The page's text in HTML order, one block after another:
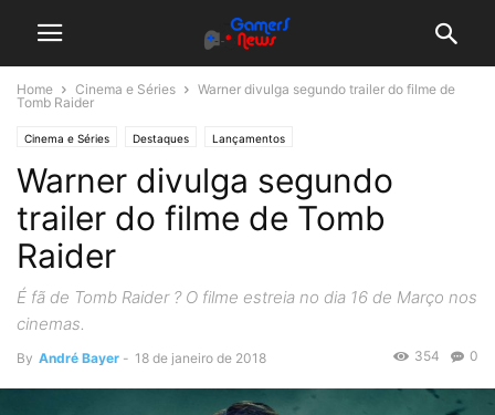
Home Cinema e Séries
Warner divulga segundo trailer do filme de
Tomb Raider
Cinema e Séries Destaques Lançamentos
Warner divulga segundo
trailer do filme de Tomb
Raider
É fã de Tomb Raider ? O filme estreia no dia 16 de Março nos
cinemas.
By André Bayer - 18 de janeiro de 2018 0
354